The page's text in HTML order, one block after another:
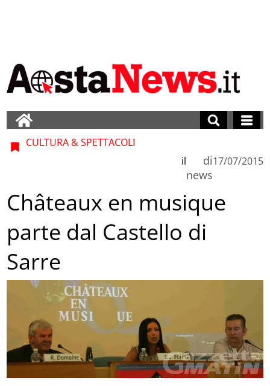
CULTURA & SPETTACOLI
di
news
il 17/07/2015
Châteaux en musique
parte dal Castello di
Sarre